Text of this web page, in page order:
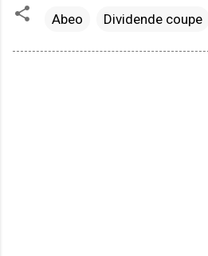
Abeo Dividende coupe